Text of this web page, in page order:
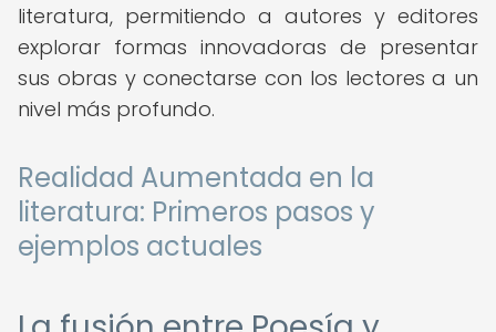
literatura, permitiendo a autores y editores
explorar formas innovadoras de presentar
sus obras y conectarse con los lectores a un
nivel más profundo.
Realidad Aumentada en la
literatura: Primeros pasos y
ejemplos actuales